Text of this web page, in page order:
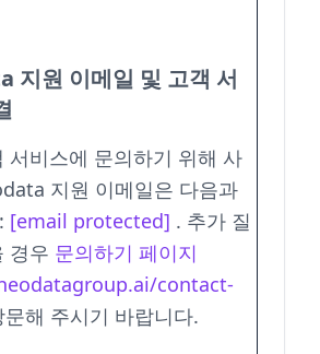
지원 이메일 및 고객 서
서비스에 문의하기 위해 사
지원 이메일은 다음과
[email protected] . 추가 질
경우 문의하기 페이지
contact-
문해 주시기 바랍니다.